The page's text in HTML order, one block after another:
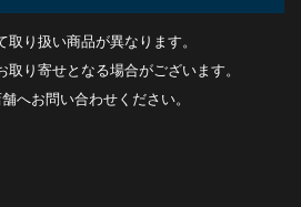
り扱い商品が異なります。
取り寄せとなる場合がございます。
へお問い合わせください。